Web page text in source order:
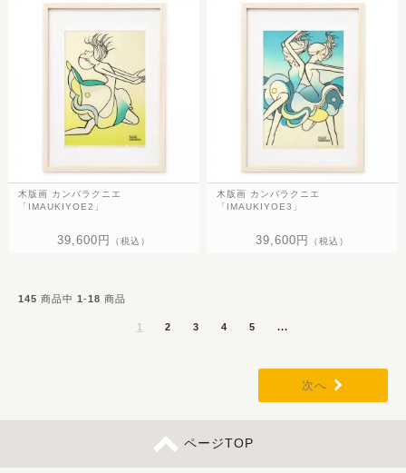
木版画 カンバラクニエ
「IMAUKIYOE2」
39,600円 （税込）
木版画 カンバラクニエ
「IMAUKIYOE3」
39,600円 （税込）
145 商品中 1-18 商品
1 2 3 4 5 ...
次へ
ページTOP